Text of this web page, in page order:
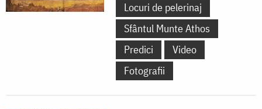
Locuri de pelerinaj
Sfântul Munte Athos
Predici
Video
Fotografii